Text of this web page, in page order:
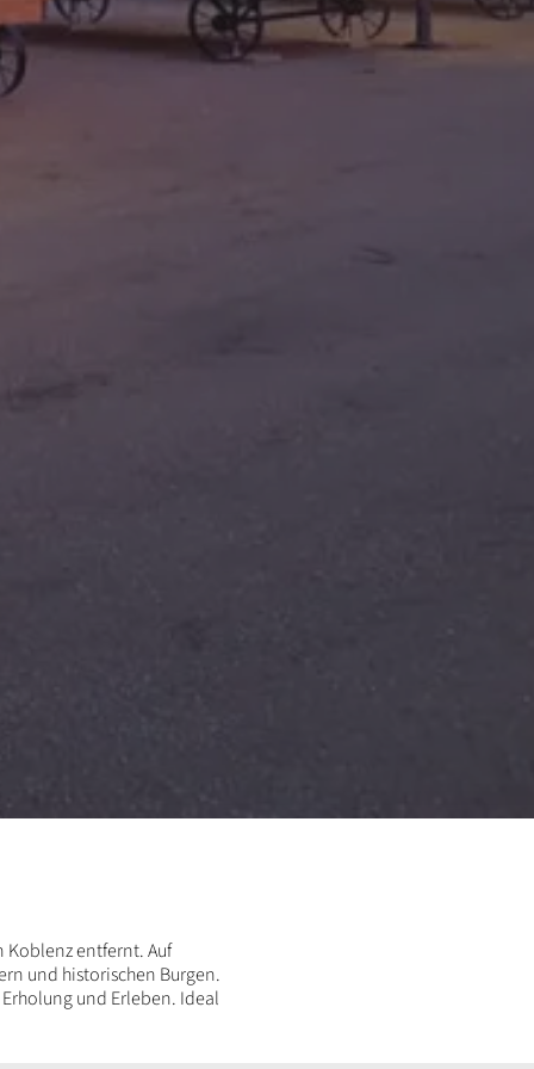
Koblenz entfernt. Auf
und historischen Burgen.
und Erleben. Ideal